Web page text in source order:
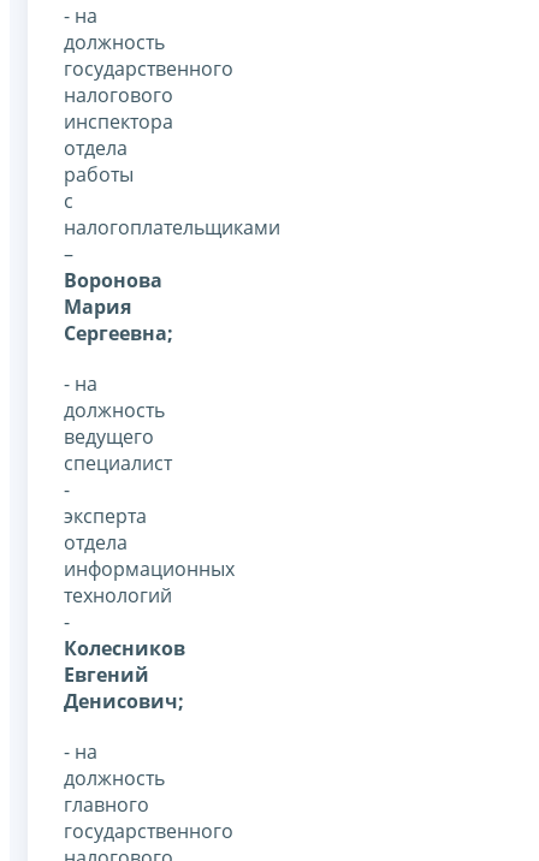
- на
должность
государственного
налогового
инспектора
отдела
работы
с
налогоплательщиками
–
Воронова
Мария
Сергеевна;
- на
должность
ведущего
специалист
-
эксперта
отдела
информационных
технологий
-
Колесников
Евгений
Денисович;
- на
должность
главного
государственного